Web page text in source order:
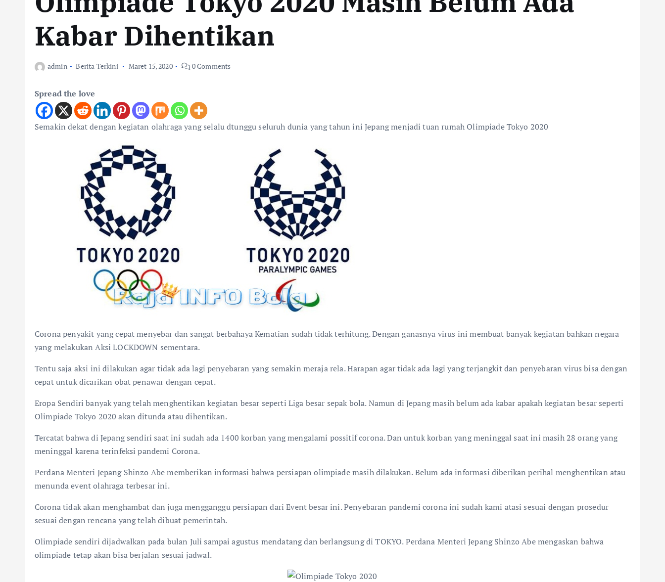
Kabar Dihentikan
admin Berita Terkini Maret 15, 2020 0 Comments
Spread the love
Semakin dekat dengan kegiatan olahraga yang selalu dtunggu seluruh dunia yang tahun ini Jepang menjadi tuan rumah Olimpiade Tokyo 2020
Corona penyakit yang cepat menyebar dan sangat berbahaya Kematian sudah tidak terhitung. Dengan ganasnya virus ini membuat banyak kegiatan bahkan negara
yang melakukan Aksi LOCKDOWN sementara.
Tentu saja aksi ini dilakukan agar tidak ada lagi penyebaran yang semakin meraja rela. Harapan agar tidak ada lagi yang terjangkit dan penyebaran virus bisa dengan
cepat untuk dicarikan obat penawar dengan cepat.
Eropa Sendiri banyak yang telah menghentikan kegiatan besar seperti Liga besar sepak bola. Namun di Jepang masih belum ada kabar apakah kegiatan besar seperti
Olimpiade Tokyo 2020 akan ditunda atau dihentikan.
Tercatat bahwa di Jepang sendiri saat ini sudah ada 1400 korban yang mengalami possitif corona. Dan untuk korban yang meninggal saat ini masih 28 orang yang
meninggal karena terinfeksi pandemi Corona.
Perdana Menteri Jepang Shinzo Abe memberikan informasi bahwa persiapan olimpiade masih dilakukan. Belum ada informasi diberikan perihal menghentikan atau
menunda event olahraga terbesar ini.
Corona tidak akan menghambat dan juga mengganggu persiapan dari Event besar ini. Penyebaran pandemi corona ini sudah kami atasi sesuai dengan prosedur
sesuai dengan rencana yang telah dibuat pemerintah.
Olimpiade sendiri dijadwalkan pada bulan Juli sampai agustus mendatang dan berlangsung di TOKYO. Perdana Menteri Jepang Shinzo Abe mengaskan bahwa
olimpiade tetap akan bisa berjalan sesuai jadwal.